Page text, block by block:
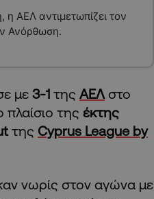
η ΑΕΛ αντιμετωπίζει τον
Ανόρθωση.
με 3-1 της ΑΕΛ στο
της έκτης
της Cyprus League by
νωρίς στον αγώνα με